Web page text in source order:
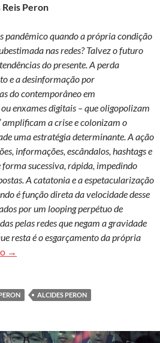
Peron
pandêmico quando a própria condição
nas redes? Talvez o futuro
do presente. A perda
e a desinformação por
do contemporâneo em
enxames digitais – que oligopolizam
amplificam a crise e colonizam o
uma estratégia determinante. A ação
informações, escândalos, hashtags e
sucessiva, rápida, impedindo
A catatonia e a espetacularização
é função direta da velocidade desse
por um looping perpétuo de
pelas redes que negam a gravidade
resta é o esgarçamento da própria
O pós-pandêmico é atual
→
ALCIDES PERON